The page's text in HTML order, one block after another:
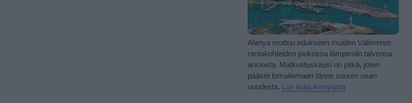
Alanya erottuu edukseen muiden Välimeren
rantakohteiden joukossa lämpimän talvensa
ansiosta. Matkustuskausi on pitkä, joten
pääset lomailemaan tänne suuren osan
vuodesta. Lue lisää Alanyasta